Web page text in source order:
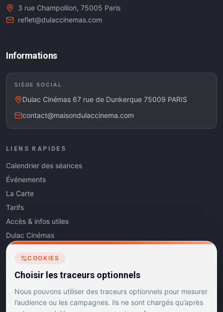
3 rue Champollion, 75005 Paris
reflet@dulaccinemas.com
Informations
SIÈGE SOCIAL
Dulac Cinémas 67 rue de Dunkerque 75009 PARIS
contact@maisondulaccinema.com
LIENS RAPIDES
Calendrier des séances
Événements
La Carte
Tarifs
Accès & infos utiles
Dulac Cinémas
Cinéma5
Les Dits de l'Art
Contact
COOKIES
Choisir les traceurs optionnels
Nous pouvons utiliser des traceurs optionnels pour mesurer
l’audience ou les campagnes. Ils ne sont chargés qu’après